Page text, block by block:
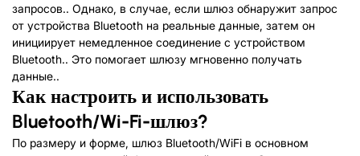
запросов.. Однако, в случае, если шлюз обнаружит запрос
от устройства Bluetooth на реальные данные, затем он
инициирует немедленное соединение с устройством
Bluetooth.. Это помогает шлюзу мгновенно получать
данные..
Как настроить и использовать
Bluetooth/Wi-Fi-шлюз?
По размеру и форме, шлюз Bluetooth/WiFi в основном